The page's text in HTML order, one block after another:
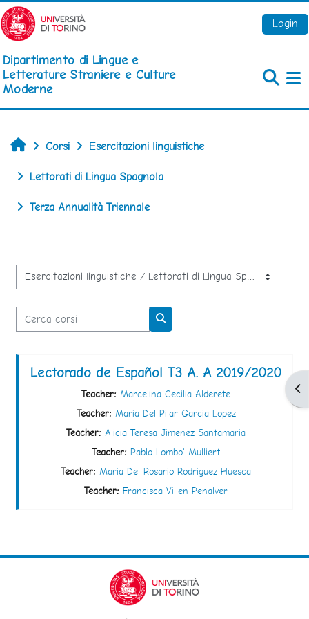
Vai al contenuto principale
Login
Dipartimento di Lingue e
Letterature Straniere e Culture
Moderne
Home
Corsi Esercitazioni linguistiche
Lettorati di Lingua Spagnola
Terza Annualità Triennale
Categorie di corso
Cerca corsi
Lectorado de Español T3 A. A 2019/2020
Teacher: Marcelina Cecilia Alderete
Teacher: Maria Del Pilar Garcia Lopez
Teacher: Alicia Teresa Jimenez Santamaria
Teacher: Pablo Lombo' Mulliert
Teacher: Maria Del Rosario Rodriguez Huesca
Teacher: Francisca Villen Penalver